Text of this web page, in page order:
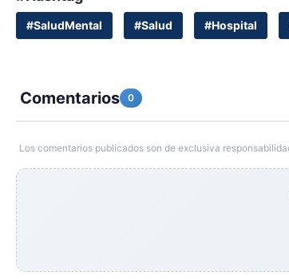
#SaludMental #Salud #Hospital
Comentarios 0
Los comentarios publicados son de exclusiva